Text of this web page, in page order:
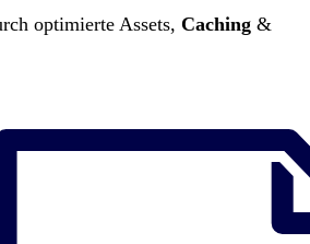
optimierte Assets, Caching &